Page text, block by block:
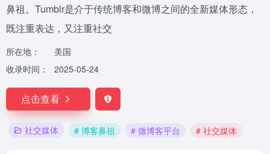
鼻祖。Tumblr是介于传统博客和微博之间的全新媒体形态，
既注重表达，又注重社交
所在地：
美国
收录时间：
2025-05-24
点击查看
社交媒体 # 博客鼻祖 # 微博客平台 # 社交媒体